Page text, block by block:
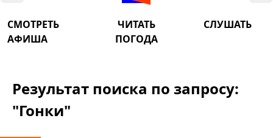
СМОТРЕТЬ ЧИТАТЬ
СЛУШАТЬ
АФИША
ПОГОДА
Результат поиска по запросу:
"Гонки"